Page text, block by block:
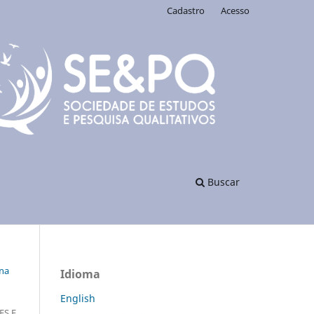
Buscar
Cadastro Acesso
Idioma
English